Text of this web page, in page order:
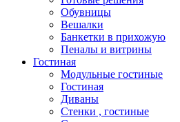
Обувницы
Вешалки
Банкетки в прихожую
Пеналы и витрины
Гостиная
Модульные гостиные
Гостиная
Диваны
Стенки , гостиные